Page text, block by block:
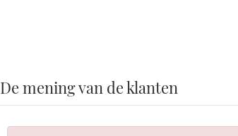
De mening van de klanten